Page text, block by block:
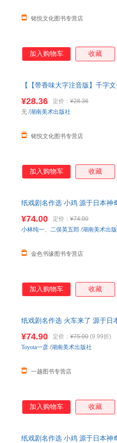
铭悦文化图书专营店
加入购物车 收藏
【【带香味大字注音版】千字
版】千字文+千家诗
¥28.36 定价： ¥28.36
铭悦文化图书专营店
无 /湖南美术出版社
加入购物车 收藏
纸戏剧名作选 小鸡 源于日本
¥74.00 定价： ¥74.00
金色书缘图书专营店
小林纯一、 二俣英五郎 /湖南美术出
加入购物车 收藏
纸戏剧名作选 火车来了 源于日
¥74.90 定价： ¥75.00 (9.99折)
一越图书专营店
Toyota一彦 /湖南美术出版社
加入购物车 收藏
纸戏剧名作选 小鸡 源于日本